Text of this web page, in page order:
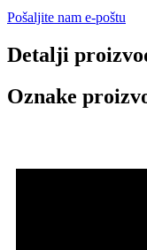
Pošaljite nam e-poštu
Detalji
Oznake